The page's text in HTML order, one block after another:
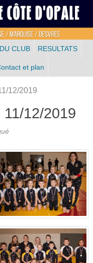
CLUB RESULTATS
et plan
12/2019
12/2019